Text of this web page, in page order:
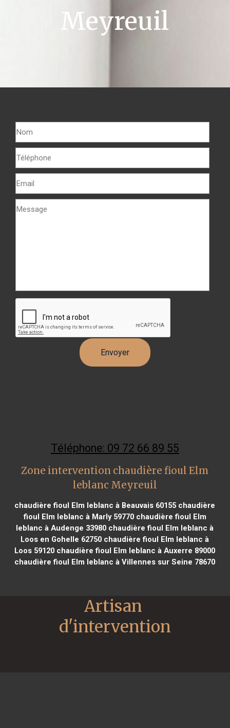
Meyreuil
Téléphone: 09 72 66 89 55
Zone intervention chaudière fioul Elm
leblanc Meyreuil
chaudière fioul Elm leblanc à Beauvais 60155 chaudière
fioul Elm leblanc à Marly 59770chaudière fioul Elm
leblanc à Audenge 33980 chaudière fioul Elm leblanc à
Loos en Gohelle 62750 chaudière fioul Elm leblanc à
Loos 59120 chaudière fioul Elm leblanc à Auxerre 89000
chaudière fioul Elm leblanc à Villennes sur Seine 78670
Artisan
d'intervention